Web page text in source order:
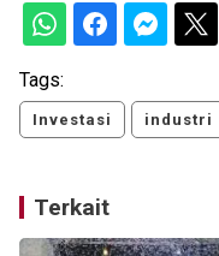
Tags:
Investasi industri
Terkait